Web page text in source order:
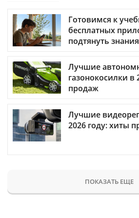
Готовимся к
бесплатных
подтянуть знания
Лучшие
газонокосилки в
продаж
Лучшие
2026 году: хиты
ПОКАЗАТЬ ЕЩЕ